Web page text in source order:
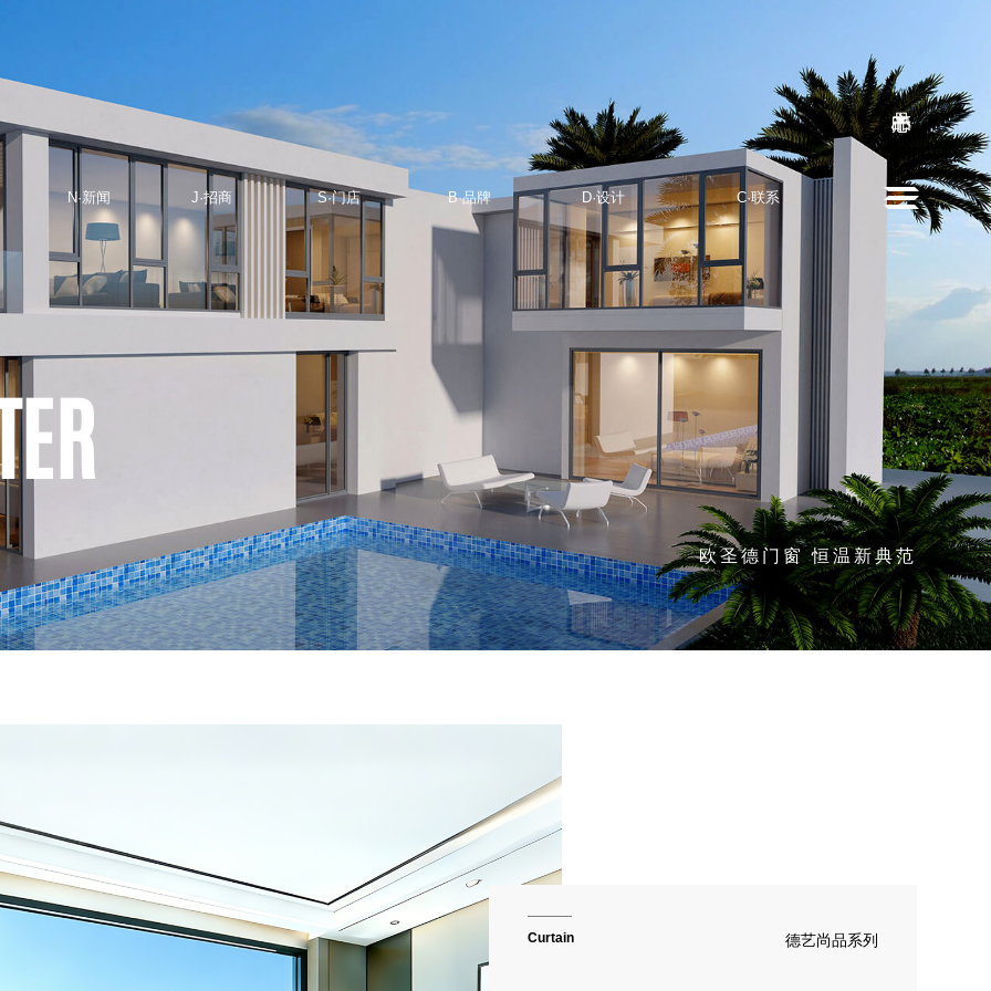
N·新闻
NEWS
J·招商
JOIN
S·门店
STORE
B·品牌
BRAND
D·设计
DESIGN
C·联系
CONTACT US
欧圣德门窗 恒温新典范
Curtain 德艺尚品系列